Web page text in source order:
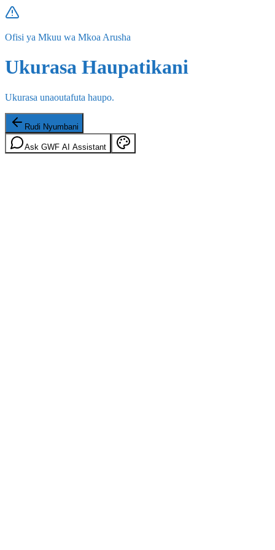
Ofisi ya Mkuu wa Mkoa Arusha
Ukurasa Haupatikani
Ukurasa unaoutafuta haupo.
Rudi Nyumbani
Ask GWF AI Assistant